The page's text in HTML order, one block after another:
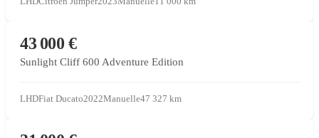
VENTE SOUS MANDAT
43 000 €
Sunlight Cliff 600 Adventure Edition
LHDFiat Ducato2022Manuelle47 327 km
CONCESSIONNAIRE PARTENAIRE